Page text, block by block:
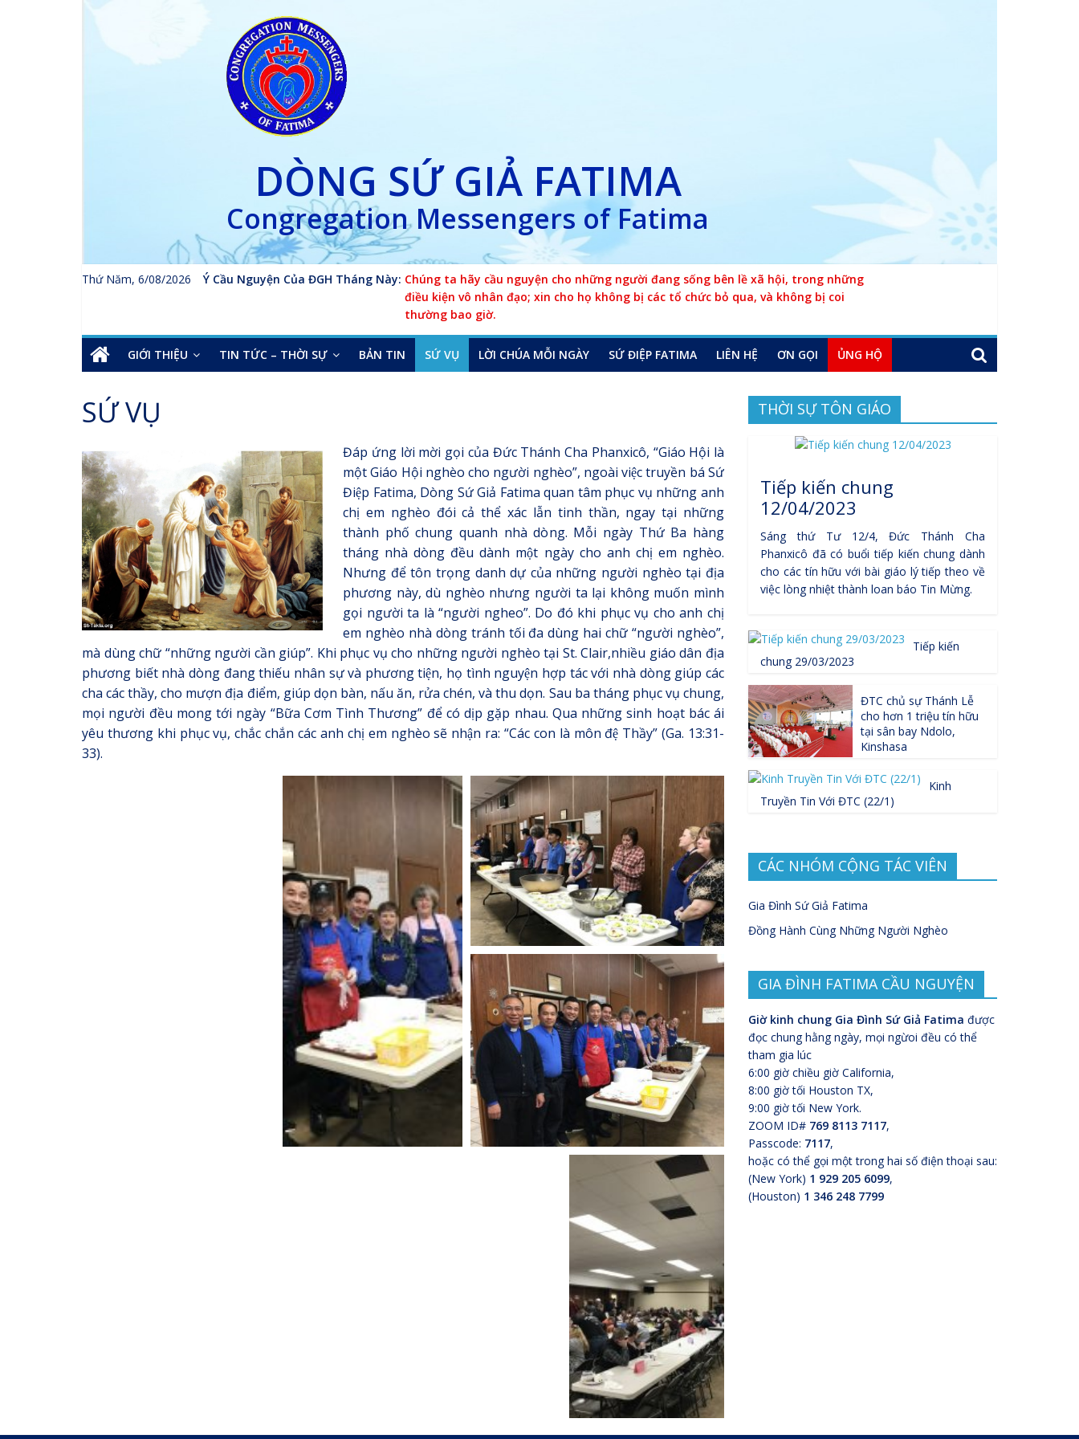
DÒNG SỨ GIẢ FATIMA
Congregation Messengers of Fatima
Thứ Năm, 6/08/2026 Ý Cầu Nguyện Của ĐGH Tháng Này: Chúng ta hãy cầu nguyện cho những người đang sống bên lề xã hội, trong những
điều kiện vô nhân đạo; xin cho họ không bị các tổ chức bỏ qua, và không bị coi
thường bao giờ.
GIỚI THIỆU TIN TỨC – THỜI SỰ BẢN TIN SỨ VỤ LỜI CHÚA MỖI NGÀY SỨ ĐIỆP FATIMA LIÊN HỆ ƠN GỌI ỦNG HỘ
SỨ VỤ
Đáp ứng lời mời gọi của Đức Thánh Cha Phanxicô, “Giáo Hội là
một Giáo Hội nghèo cho người nghèo”, ngoài việc truyền bá Sứ
Điệp Fatima, Dòng Sứ Giả Fatima quan tâm phục vụ những anh
chị em nghèo đói cả thể xác lẫn tinh thần, ngay tại những
thành phố chung quanh nhà dòng. Mỗi ngày Thứ Ba hàng
tháng nhà dòng đều dành một ngày cho anh chị em nghèo.
Nhưng để tôn trọng danh dự của những người nghèo tại địa
phương này, dù nghèo nhưng người ta lại không muốn mình
gọi người ta là “người ngheo”. Do đó khi phục vụ cho anh chị
em nghèo nhà dòng tránh tối đa dùng hai chữ “người nghèo”,
mà dùng chữ “những người cần giúp”. Khi phục vụ cho những người nghèo tại St. Clair,nhiều giáo dân địa
phương biết nhà dòng đang thiếu nhân sự và phương tiện, họ tình nguyện hợp tác với nhà dòng giúp các
cha các thầy, cho mượn địa điểm, giúp dọn bàn, nấu ăn, rửa chén, và thu dọn. Sau ba tháng phục vụ chung,
mọi người đều mong tới ngày “Bữa Cơm Tình Thương” để có dịp gặp nhau. Qua những sinh hoạt bác ái
yêu thương khi phục vụ, chắc chắn các anh chị em nghèo sẽ nhận ra: “Các con là môn đệ Thầy” (Ga. 13:31-
33).
THỜI SỰ TÔN GIÁO
Tiếp kiến chung
12/04/2023
Sáng thứ Tư 12/4, Đức Thánh Cha
Phanxicô đã có buổi tiếp kiến chung dành
cho các tín hữu với bài giáo lý tiếp theo về
việc lòng nhiệt thành loan báo Tin Mừng.
Tiếp kiến
chung 29/03/2023
ĐTC chủ sự Thánh Lễ
cho hơn 1 triệu tín hữu
tại sân bay Ndolo,
Kinshasa
Kinh
Truyền Tin Với ĐTC (22/1)
CÁC NHÓM CỘNG TÁC VIÊN
Gia Đình Sứ Giả Fatima
Đồng Hành Cùng Những Người Nghèo
GIA ĐÌNH FATIMA CẦU NGUYỆN
Giờ kinh chung Gia Đình Sứ Giả Fatima được
đọc chung hằng ngày, mọi ngừoi đều có thể
tham gia lúc
6:00 giờ chiều giờ California,
8:00 giờ tối Houston TX,
9:00 giờ tối New York.
ZOOM ID# 769 8113 7117,
Passcode: 7117,
hoặc có thể gọi một trong hai số điện thoại sau:
(New York) 1 929 205 6099,
(Houston) 1 346 248 7799